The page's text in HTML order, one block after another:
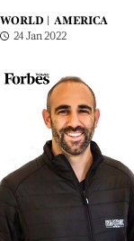
WORLD |
AMERICA
24 Jan 2022